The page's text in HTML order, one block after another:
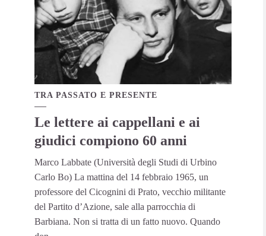
TRA PASSATO E PRESENTE
Le lettere ai cappellani e ai
giudici compiono 60 anni
Marco Labbate (Università degli Studi di Urbino
Carlo Bo) La mattina del 14 febbraio 1965, un
professore del Cicognini di Prato, vecchio militante
del Partito d’Azione, sale alla parrocchia di
Barbiana. Non si tratta di un fatto nuovo. Quando